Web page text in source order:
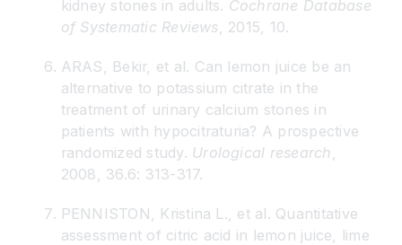
kidney stones in adults. Cochrane Database
of Systematic Reviews , 2015, 10.
ARAS, Bekir, et al. Can lemon juice be an
alternative to potassium citrate in the
treatment of urinary calcium stones in
patients with hypocitraturia? A prospective
randomized study. Urological research
2008, 36.6: 313-317.
PENNISTON, Kristina L., et al. Quantitative
assessment of citric acid in lemon juice, lime